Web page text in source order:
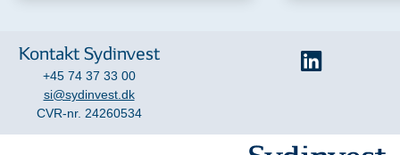
Kontakt Sydinvest
+45 74 37 33 00
si@sydinvest.dk
CVR-nr. 24260534